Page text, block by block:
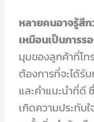
หลายคนอาจรู้สึ
เหมือนเป็นการ
มุมของลูกค้าที่โท
ต้องการที่จะได้รั
และคำแนะนำที่ดี
เกิดความประทับใ